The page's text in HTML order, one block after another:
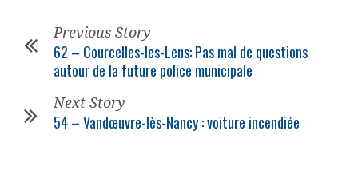
Previous Story
62 – Courcelles-les-Lens: Pas mal de questions
autour de la future police municipale
Next Story
54 – Vandœuvre-lès-Nancy : voiture incendiée